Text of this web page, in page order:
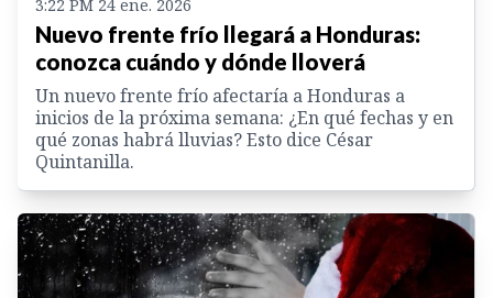
3:22 PM 24 ene. 2026
Nuevo frente frío llegará a Honduras:
conozca cuándo y dónde lloverá
Un nuevo frente frío afectaría a Honduras a
inicios de la próxima semana: ¿En qué fechas y en
qué zonas habrá lluvias? Esto dice César
Quintanilla.